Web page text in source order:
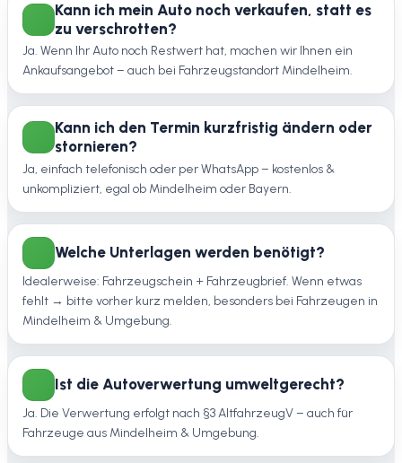
Kann ich mein Auto noch verkaufen, statt es
zu verschrotten?
Ja. Wenn Ihr Auto noch Restwert hat, machen wir Ihnen ein
Ankaufsangebot – auch bei Fahrzeugstandort Mindelheim.
Kann ich den Termin kurzfristig ändern oder
stornieren?
Ja, einfach telefonisch oder per WhatsApp – kostenlos &
unkompliziert, egal ob Mindelheim oder Bayern.
Welche Unterlagen werden benötigt?
Idealerweise: Fahrzeugschein + Fahrzeugbrief. Wenn etwas
fehlt → bitte vorher kurz melden, besonders bei Fahrzeugen in
Mindelheim & Umgebung.
Ist die Autoverwertung umweltgerecht?
Ja. Die Verwertung erfolgt nach §3 AltfahrzeugV – auch für
Fahrzeuge aus Mindelheim & Umgebung.